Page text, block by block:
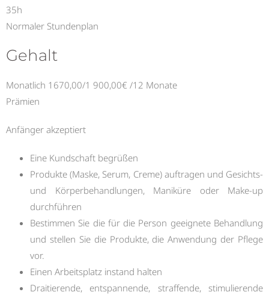
35h
Normaler Stundenplan
Gehalt
Monatlich 1670,00/1 900,00€ /12 Monate
Prämien
Anfänger akzeptiert
Eine Kundschaft begrüßen
Produkte (Maske, Serum, Creme) auftragen und Gesichts-
und Körperbehandlungen, Maniküre oder Make-up
durchführen
Bestimmen Sie die für die Person geeignete Behandlung
und stellen Sie die Produkte, die Anwendung der Pflege
vor.
Einen Arbeitsplatz instand halten
Draitierende, entspannende, straffende, stimulierende